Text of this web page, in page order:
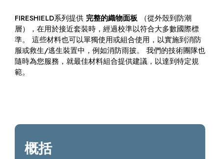
FIRESHIELD系列提供完整的織物面板（從外殼到防潮
層），在用於接近套裝時，經過校準以符合大多數國際標
準。 這些材料也可以單獨使用或組合使用，以實施到消防
服或救生/逃生裝置中，例如消防雨披。 我們的技術團隊也
隨時為您服務，就最佳材料組合提供建議，以達到特定規
範。
概括